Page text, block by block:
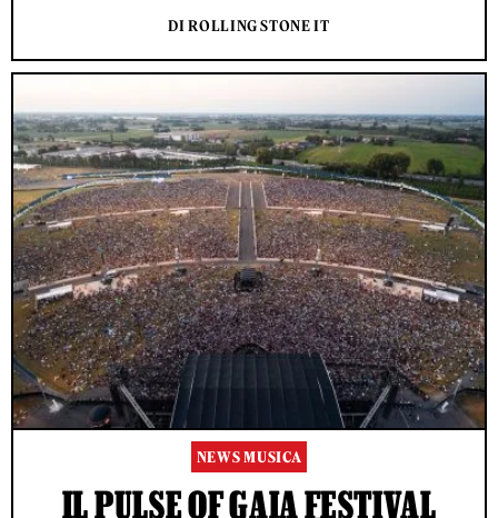
DI ROLLING STONE IT
NEWS MUSICA
IL PULSE OF GAIA FESTIVAL